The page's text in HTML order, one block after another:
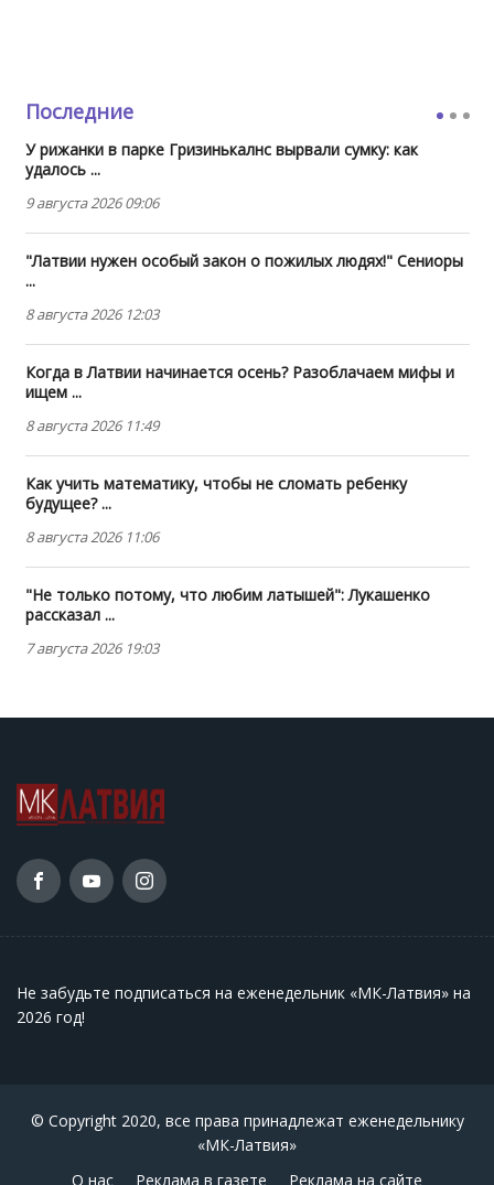
Последние
У рижанки в парке Гризинькалнс вырвали сумку: как
удалось ...
9 августа 2026 09:06
"Латвии нужен особый закон о пожилых людях!" Сениоры
...
8 августа 2026 12:03
Когда в Латвии начинается осень? Разоблачаем мифы и
ищем ...
8 августа 2026 11:49
Как учить математику, чтобы не сломать ребенку
будущее? ...
8 августа 2026 11:06
"Не только потому, что любим латышей": Лукашенко
рассказал ...
7 августа 2026 19:03
Не забудьте подписаться на еженедельник «МК-Латвия» на
2026 год!
© Copyright 2020, все права принадлежат еженедельнику
«МК-Латвия»
О нас
Реклама в газете Реклама на сайте